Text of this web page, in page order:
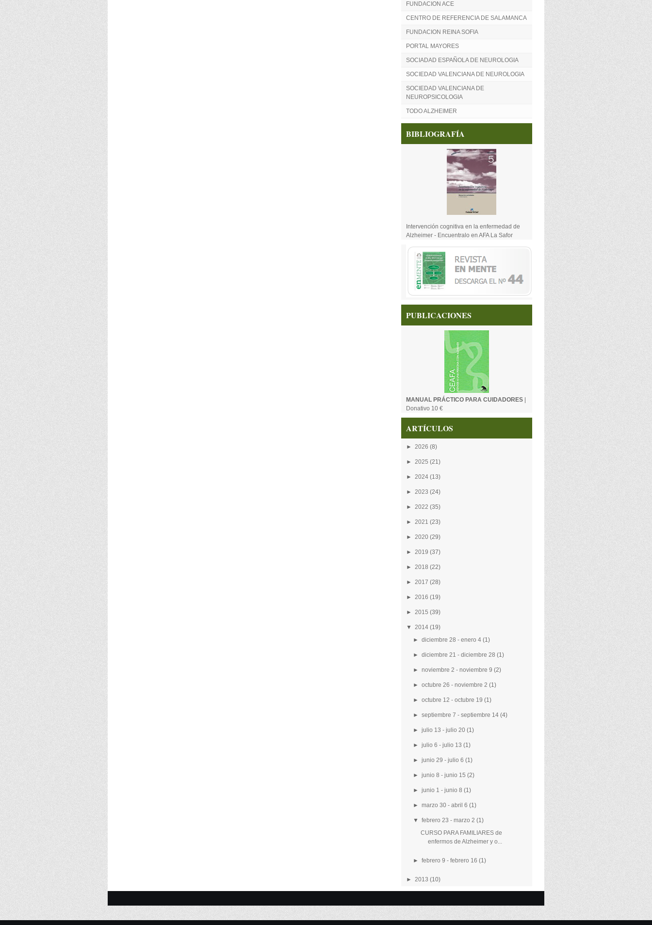
FUNDACION ACE
CENTRO DE REFERENCIA DE SALAMANCA
FUNDACION REINA SOFIA
PORTAL MAYORES
SOCIADAD ESPAÑOLA DE NEUROLOGIA
SOCIEDAD VALENCIANA DE NEUROLOGIA
SOCIEDAD VALENCIANA DE
NEUROPSICOLOGIA
TODO ALZHEIMER
BIBLIOGRAFÍA
Intervención cognitiva en la enfermedad de
Alzheimer - Encuentralo en AFA La Safor
PUBLICACIONES
MANUAL PRÁCTICO PARA CUIDADORES
Donativo 10 €
ARTÍCULOS
► 2026 (8)
► 2025 (21)
► 2024 (13)
► 2023 (24)
► 2022 (35)
► 2021 (23)
► 2020 (29)
► 2019 (37)
► 2018 (22)
► 2017 (28)
► 2016 (19)
► 2015 (39)
▼ 2014 (19)
►diciembre 28 - enero 4(1)
►diciembre 21 - diciembre 28(1)
►noviembre 2 - noviembre 9(2)
►octubre 26 - noviembre 2(1)
►octubre 12 - octubre 19(1)
►septiembre 7 - septiembre 14(4)
►julio 13 - julio 20(1)
►julio 6 - julio 13(1)
►junio 29 - julio 6(1)
►junio 8 - junio 15(2)
►junio 1 - junio 8(1)
►marzo 30 - abril 6(1)
▼febrero 23 - marzo 2(1)
CURSO PARA FAMILIARES de
enfermos de Alzheimer y o...
►febrero 9 - febrero 16(1)
► 2013 (10)